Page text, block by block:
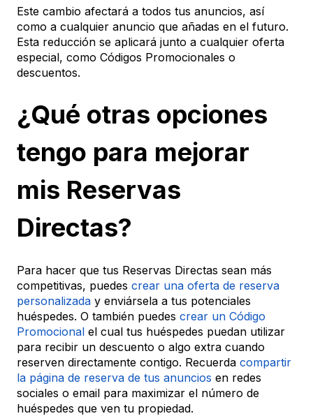
Este cambio afectará a todos tus anuncios, así
como a cualquier anuncio que añadas en el futuro.
Esta reducción se aplicará junto a cualquier oferta
especial, como Códigos Promocionales o
descuentos.
¿Qué otras opciones
tengo para mejorar
mis Reservas
Directas?
Para hacer que tus Reservas Directas sean más
competitivas, puedes crear una oferta de reserva
personalizada y enviársela a tus potenciales
huéspedes. O también puedes crear un Código
Promocional el cual tus huéspedes puedan utilizar
para recibir un descuento o algo extra cuando
reserven directamente contigo. Recuerda compartir
la página de reserva de tus anuncios en redes
sociales o email para maximizar el número de
huéspedes que ven tu propiedad.